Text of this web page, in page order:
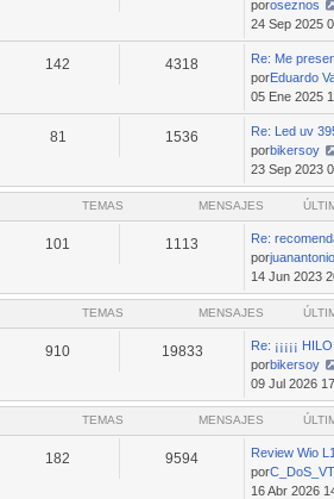
poroseznos
Ver
último
mensaje
24 Sep 2025
142 4318
Re: Me
porEduardo
Ver
último
mensaje
05 Ene 2025
81 1536
Re: Led uv
porbikersoy
Ver
último
mensaje
23 Sep 2023
TEMAS MENSAJES
101 1113
Re:
por
Ver
último
mensaje
14 Jun 2023
TEMAS MENSAJES
910 19833
Re: ¡¡¡¡¡
porbikersoy
Ver
último
mensaje
09 Jul 2026
TEMAS MENSAJES
182 9594
Review Wio
por
Ver
16 Abr 2026